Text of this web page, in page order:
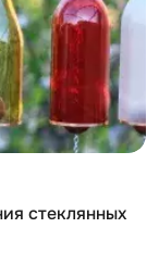
стеклянных